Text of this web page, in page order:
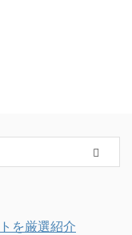
を厳選紹介